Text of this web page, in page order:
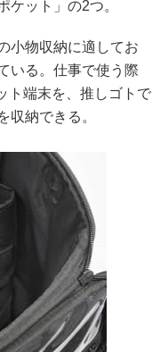
ケット」の2つ。
小物収納に適してお
いる。仕事で使う際
ト端末を、推しゴトで
収納できる。